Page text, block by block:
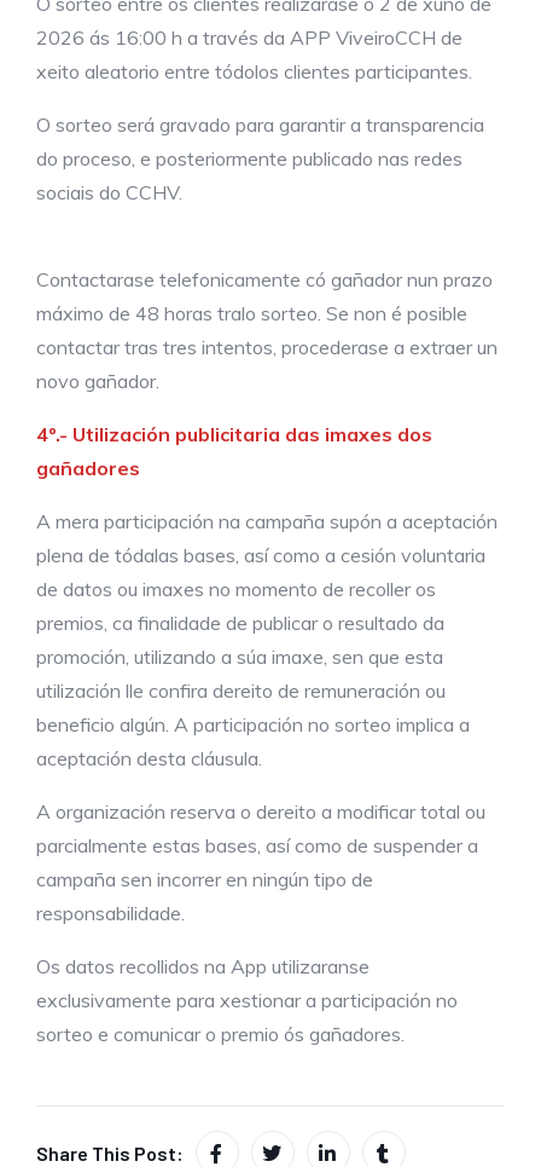
2026 ás 16:00 h a través da APP ViveiroCCH de
xeito aleatorio entre tódolos clientes participantes.
O sorteo será gravado para garantir a transparencia
do proceso, e posteriormente publicado nas redes
sociais do CCHV.
Contactarase telefonicamente có gañador nun prazo
máximo de 48 horas tralo sorteo. Se non é posible
contactar tras tres intentos, procederase a extraer un
novo gañador.
4º.- Utilización publicitaria das imaxes dos
gañadores
A mera participación na campaña supón a aceptación
plena de tódalas bases, así como a cesión voluntaria
de datos ou imaxes no momento de recoller os
premios, ca finalidade de publicar o resultado da
promoción, utilizando a súa imaxe, sen que esta
utilización lle confira dereito de remuneración ou
beneficio algún. A participación no sorteo implica a
aceptación desta cláusula.
A organización reserva o dereito a modificar total ou
parcialmente estas bases, así como de suspender a
campaña sen incorrer en ningún tipo de
responsabilidade.
Os datos recollidos na App utilizaranse
exclusivamente para xestionar a participación no
sorteo e comunicar o premio ós gañadores.
Share This Post: